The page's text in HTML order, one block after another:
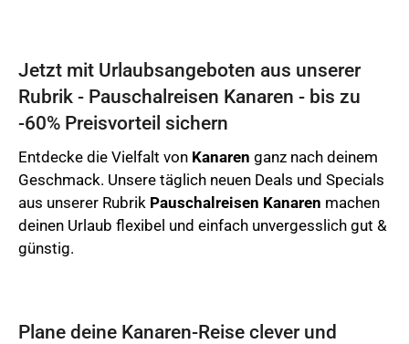
Jetzt mit Urlaubsangeboten aus unserer
Rubrik - Pauschalreisen Kanaren - bis zu
-60% Preisvorteil sichern
Entdecke die Vielfalt von Kanaren ganz nach deinem
Geschmack. Unsere täglich neuen Deals und Specials
aus unserer Rubrik Pauschalreisen Kanaren machen
deinen Urlaub flexibel und einfach unvergesslich gut &
günstig.
Plane deine Kanaren-Reise clever und